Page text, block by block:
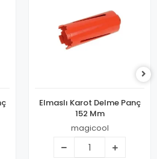
Elmaslı Karot Delme Panç
152 Mm
magicool